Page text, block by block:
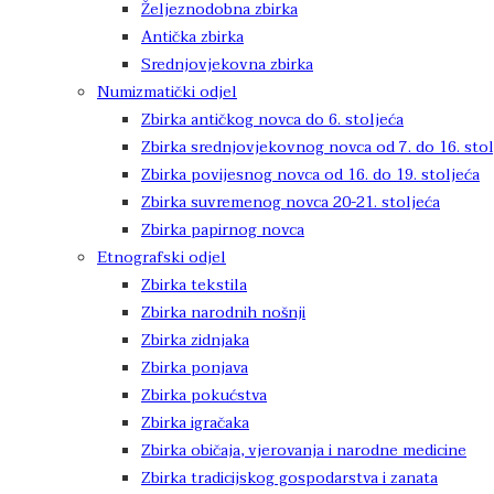
Željeznodobna zbirka
Antička zbirka
Srednjovjekovna zbirka
Numizmatički odjel
Zbirka antičkog novca do 6. stoljeća
Zbirka srednjovjekovnog novca od 7. do 16.
Zbirka povijesnog novca od 16. do 19. stoljeća
Zbirka suvremenog novca 20-21. stoljeća
Zbirka papirnog novca
Etnografski odjel
Zbirka tekstila
Zbirka narodnih nošnji
Zbirka zidnjaka
Zbirka ponjava
Zbirka pokućstva
Zbirka igračaka
Zbirka običaja, vjerovanja i narodne medicine
Zbirka tradicijskog gospodarstva i zanata